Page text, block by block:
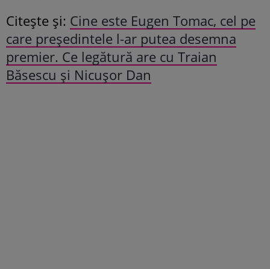
Citește și: Cine este Eugen Tomac, cel pe
care președintele l-ar putea desemna
premier. Ce legătură are cu Traian
Băsescu și Nicușor Dan